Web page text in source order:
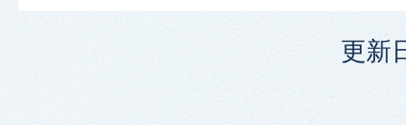
更新